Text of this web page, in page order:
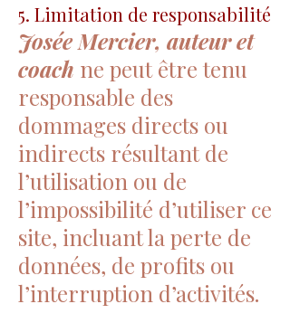
5. Limitation de responsabilité
Josée Mercier, auteur et
coach ne peut être tenu
responsable des
dommages directs ou
indirects résultant de
l’utilisation ou de
l’impossibilité d’utiliser ce
site, incluant la perte de
données, de profits ou
l’interruption d’activités.